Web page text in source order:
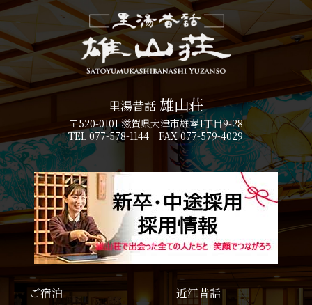
里湯昔話雄山荘
〒520-0101 滋賀県大津市雄琴1丁目9-28
TEL 077-578-1144 FAX 077-579-4029
ご宿泊
近江昔話